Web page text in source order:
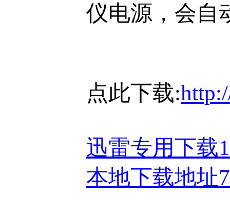
仪电源，会自
点此下载:
迅雷专用下载
本地下载地址